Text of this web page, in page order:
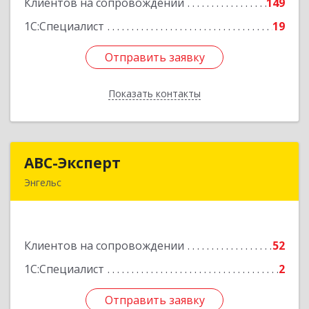
1С:Специалист
19
Отправить заявку
Показать контакты
Подробнее
Отправить заявку
Назад
АВС-Эксперт
Энгельс
Клиентов на сопровождении
52
1С:Специалист
2
Отправить заявку
Подробнее
Отправить заявку